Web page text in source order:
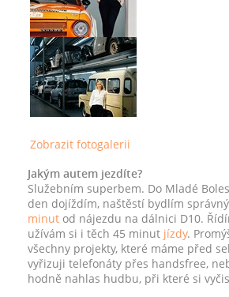
Zobrazit fotogalerii
Jakým autem jezdíte?
Služebním superbem. Do Mladé
den dojíždím, naštěstí bydlím
minut od nájezdu na dálnici D10.
užívám si i těch 45 minut jízdy.
všechny projekty, které máme před
vyřizuji telefonáty přes handsfree,
hodně nahlas hudbu, při které si